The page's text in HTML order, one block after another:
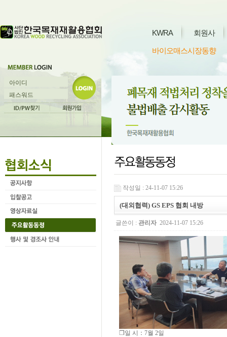
KWRA 회원사
바이오매스시장동향
작성일 : 24-11-07 15:26
(대외협력) GS EPS 협회 내방
글쓴이 : 관리자 2024-11-07 15:26
❒일 시：7월 2일